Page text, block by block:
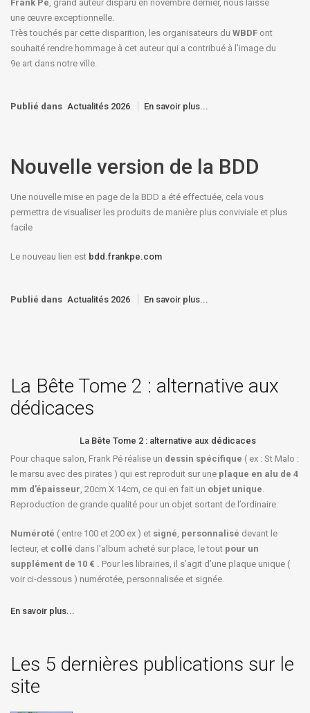
Frank Pé, grand auteur disparu en novembre dernier, nous laisse
une œuvre exceptionnelle.
Très touchés par cette disparition, les organisateurs du WBDF ont
souhaité rendre hommage à cet auteur qui a contribué à l’image du
9e art dans notre ville.
Publié dans Actualités 2026 En savoir plus...
Nouvelle version de la BDD
Une nouvelle mise en page de la BDD a été effectuée, cela vous
permettra de visualiser les produits de manière plus conviviale et plus
facile
Le nouveau lien est bdd.frankpe.com
Publié dans Actualités 2026 En savoir plus...
La Bête Tome 2 : alternative aux
dédicaces
La Bête Tome 2 : alternative aux dédicaces
Pour chaque salon, Frank Pé réalise un dessin spécifique ( ex : St Malo :
le marsu avec des pirates ) qui est reproduit sur une plaque en alu de 4
mm d’épaisseur, 20cm X 14cm, ce qui en fait un objet unique.
Reproduction de grande qualité pour un objet sortant de l’ordinaire.
Numéroté ( entre 100 et 200 ex ) et signé, personnalisé devant le
lecteur, et collé dans l'album acheté sur place, le tout pour un
supplément de 10 € . Pour les librairies, il s’agit d’une plaque unique (
voir ci-dessous ) numérotée, personnalisée et signée.
En savoir plus...
Les 5 dernières publications sur le
site